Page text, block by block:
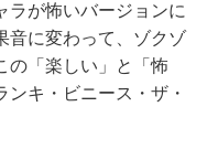
ラが怖いバージョンに
音に変わって、ゾクゾ
の「楽しい」と「怖
キ・ビニース・ザ・